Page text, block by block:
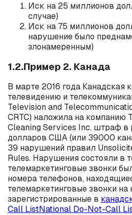
Иск на 25 миллионов
случае)
Иск на 75 миллионов
нарушение было
злонамеренным)
1.2.Пример 2. Канада
В марте 2016 года Канадская
телевидению и
Television and
CRTC) наложила на компанию
Cleaning Services Inc. штраф в
долларов США (или 39000
39 нарушений правил
Rules. Нарушения состояли в
телемаркетинговые звонки
номера телефонов,
телемаркетинговые звонки на
зарегистрированные в
Call ListNational Do-Not-Call